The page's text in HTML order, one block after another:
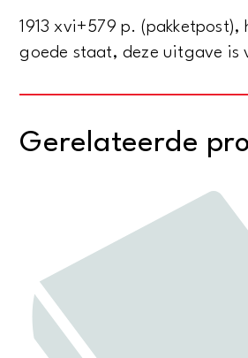
1913 xvi+579 p. (pakketpost),
goede staat, deze uitgave is
Gerelateerde